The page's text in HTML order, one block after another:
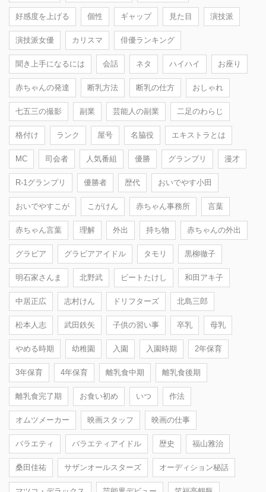
好感度を上げる 個性 ギャップ 見た目 演技派
演技派女優 カリスマ 俳優ランキング
聞き上手になるには 会話 ネタ ハイハイ お座り
赤ちゃんの発達 断乳方法 断乳の仕方 おしゃれ
七五三の撮影 副業 芸能人の副業 二足のわらじ
格付け ランク 屋号 名脇役 エキストラとは
MC 司会者 人気番組 優勝 グランプリ 漫才
R-1グランプリ 優勝者 歴代 おいでやす小田
おいでやすこが こがけん 赤ちゃん事務所 言葉
赤ちゃん言葉 理解 外出 持ち物 赤ちゃんの外出
グラビア グラビアアイドル タモリ 黒柳徹子
明石家さんま 北野武 ビートたけし 和田アキ子
中居正広 志村けん ドリフターズ 北島三郎
松本人志 武田鉄矢 子供の習い事 卒乳 母乳
やめる時期 幼稚園 入園 入園時期 2年保育
3年保育 4年保育 離乳食中期 離乳食後期
離乳食完了期 お食い初め いつ 作法
オムツメーカー 映画スタッフ 映画の仕事
バラエティ バラエティアイドル 歴史 福山雅治
桑田佳祐 サザンオールスターズ オーディション秘話